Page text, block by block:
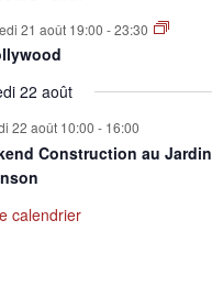
21 août 19:00 -23:30
22 août
22 août 10:00 - 16:00
Construction au Jardin
calendrier